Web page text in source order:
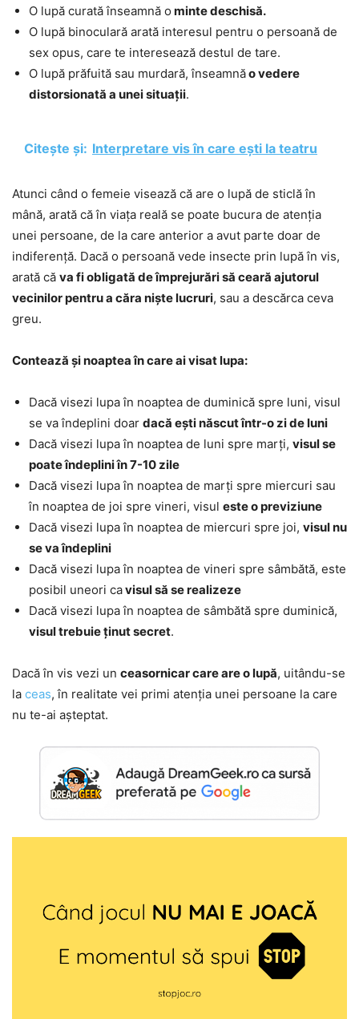
O lupă curată înseamnă o minte deschisă.
O lupă binoculară arată interesul pentru o persoană de
sex opus, care te interesează destul de tare.
O lupă prăfuită sau murdară, înseamnăo vedere
distorsionată a unei situații.
Citește și: Interpretare vis în care ești la teatru
Atunci când o femeie visează că are o lupă de sticlă în
mână, arată că în viața reală se poate bucura de atenția
unei persoane, de la care anterior a avut parte doar de
indiferență. Dacă o persoană vede insecte prin lupă în vis,
arată că va fi obligată de împrejurări să ceară ajutorul
vecinilor pentru a căra niște lucruri, sau a descărca ceva
greu.
Contează și noaptea în care ai visat lupa:
Dacă visezi lupa în noaptea de duminică spre luni, visul
se va îndeplini doar dacă ești născut într-o zi de luni
Dacă visezi lupa în noaptea de luni spre marți, visul se
poate îndeplini în 7-10 zile
Dacă visezi lupa în noaptea de marți spre miercuri sau
în noaptea de joi spre vineri, visul este o previziune
Dacă visezi lupa în noaptea de miercuri spre joi, visul nu
se va îndeplini
Dacă visezi lupa în noaptea de vineri spre sâmbătă, este
posibil uneori cavisul să se realizeze
Dacă visezi lupa în noaptea de sâmbătă spre duminică,
visul trebuie ținut secret.
Dacă în vis vezi un ceasornicar care are o lupă, uitându-se
la ceas, în realitate vei primi atenția unei persoane la care
nu te-ai așteptat.